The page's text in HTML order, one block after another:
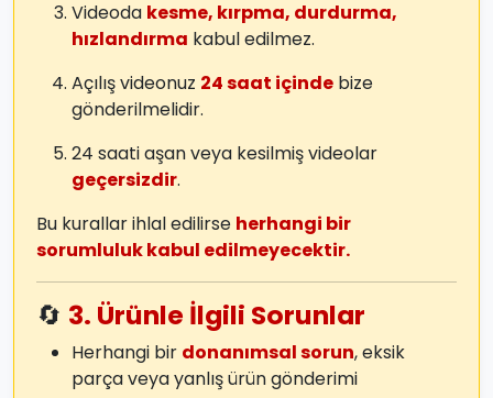
Videoda kesme, kırpma, durdurma,
hızlandırma kabul edilmez.
Açılış videonuz 24 saat içinde bize
gönderilmelidir.
24 saati aşan veya kesilmiş videolar
geçersizdir.
Bu kurallar ihlal edilirse herhangi bir
sorumluluk kabul edilmeyecektir.
🔄 3. Ürünle İlgili Sorunlar
Herhangi bir donanımsal sorun, eksik
parça veya yanlış ürün gönderimi